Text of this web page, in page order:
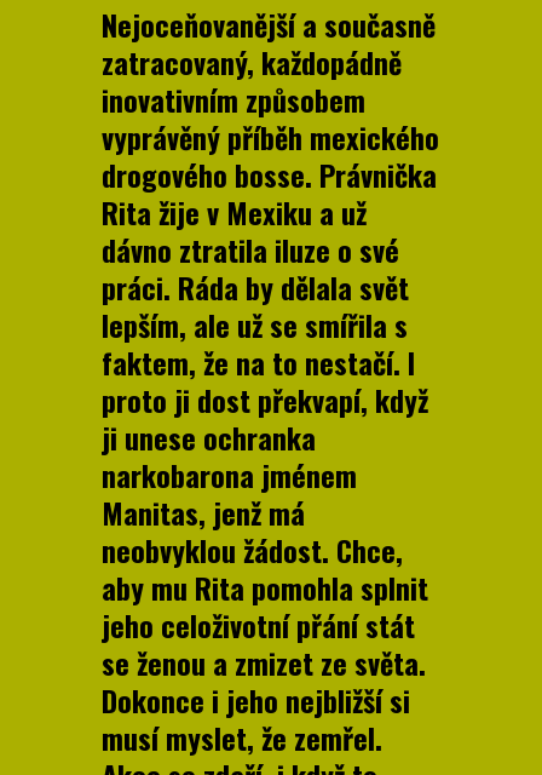
Nejoceňovanější a současně
zatracovaný, každopádně
inovativním způsobem
vyprávěný příběh mexického
drogového bosse. Právnička
Rita žije v Mexiku a už
dávno ztratila iluze o své
práci. Ráda by dělala svět
lepším, ale už se smířila s
faktem, že na to nestačí. I
proto ji dost překvapí, když
ji unese ochranka
narkobarona jménem
Manitas, jenž má
neobvyklou žádost. Chce,
aby mu Rita pomohla splnit
jeho celoživotní přání stát
se ženou a zmizet ze světa.
Dokonce i jeho nejbližší si
musí myslet, že zemřel.